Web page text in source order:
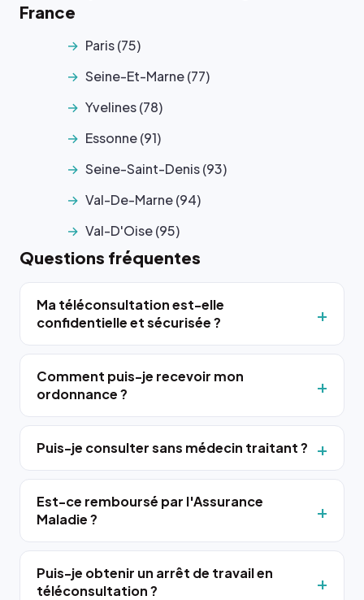
France
Paris (75)
Seine-Et-Marne (77)
Yvelines (78)
Essonne (91)
Seine-Saint-Denis (93)
Val-De-Marne (94)
Val-D'Oise (95)
Questions fréquentes
Ma téléconsultation est-elle
confidentielle et sécurisée ?
Comment puis-je recevoir mon
ordonnance ?
Puis-je consulter sans médecin traitant ?
Est-ce remboursé par l'Assurance
Maladie ?
Puis-je obtenir un arrêt de travail en
téléconsultation ?